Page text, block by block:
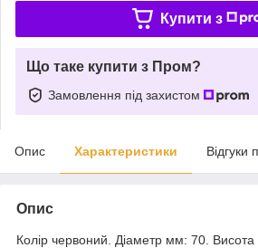
Купити з
Що таке купити з Пром?
Замовлення під захистом
Опис Характеристики Відгуки
Опис
Колір червоний. Діаметр мм: 70. Висота